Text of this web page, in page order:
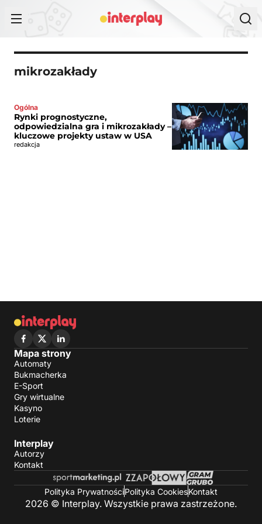
mikrozakłady
Ogólna
Rynki prognostyczne,
odpowiedzialna gra i mikrozakłady –
kluczowe projekty ustaw w USA
redakcja
Mapa strony
Automaty
Bukmacherka
E-Sport
Gry wirtualne
Kasyno
Loterie
Interplay
Autorzy
Kontakt
Polityka PrywatnościPolityka CookiesKontakt
2026 © Interplay. Wszystkie prawa zastrzeżone.